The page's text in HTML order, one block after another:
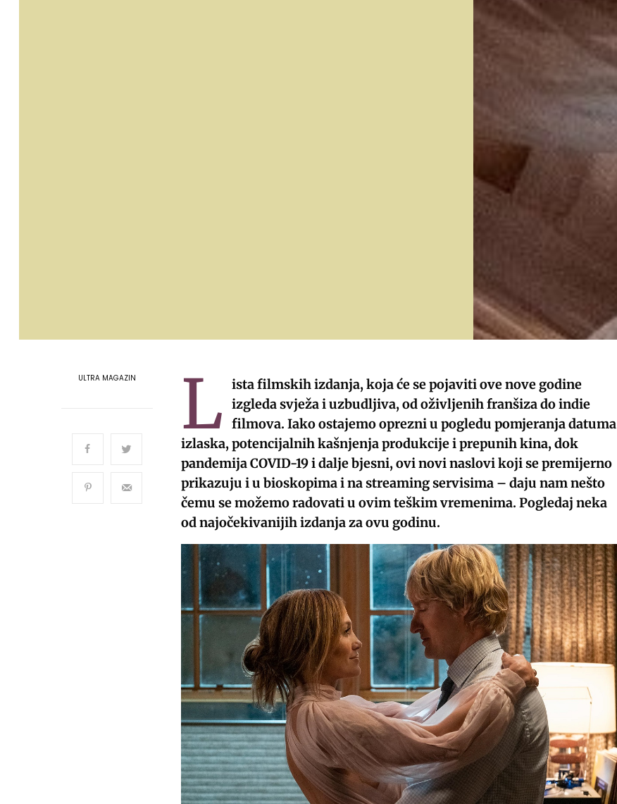
ULTRA MAGAZIN L
ista filmskih izdanja, koja će se pojaviti ove nove godine
izgleda svježa i uzbudljiva, od oživljenih franšiza do indie
filmova. Iako ostajemo oprezni u pogledu pomjeranja datuma
izlaska, potencijalnih kašnjenja produkcije i prepunih kina, dok
pandemija COVID-19 i dalje bjesni, ovi novi naslovi koji se premijerno
prikazuju i u bioskopima i na streaming servisima – daju nam nešto
čemu se možemo radovati u ovim teškim vremenima. Pogledaj neka
od najočekivanijih izdanja za ovu godinu.